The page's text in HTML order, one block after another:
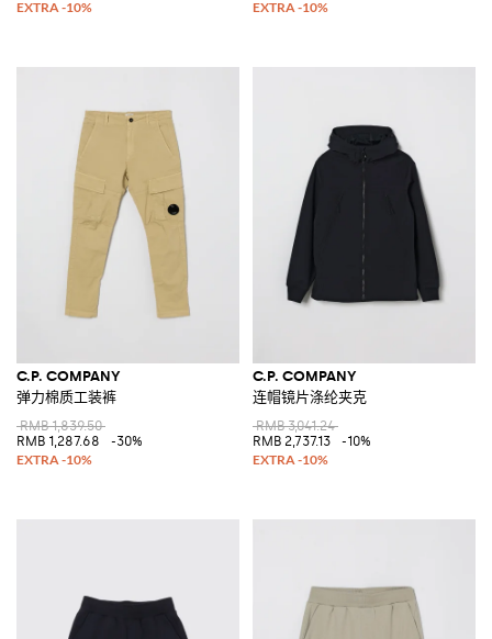
C.P. COMPANY
弹力棉质工装裤
RMB 1,839.50
RMB 1,287.68
-30%
C.P. COMPANY
连帽镜片涤纶夹克
RMB 3,041.24
RMB 2,737.13
-10%